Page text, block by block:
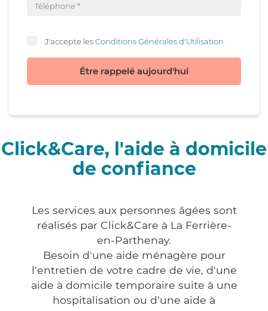
J'accepte lesConditions Générales d'Utilisation
Être rappelé aujourd'hui
Click&Care, l'aide à domicile
de confiance
Les services aux personnes âgées sont
réalisés par Click&Care à La Ferrière-
en-Parthenay.
Besoin d'une aide ménagère pour
l'entretien de votre cadre de vie, d'une
aide à domicile temporaire suite à une
hospitalisation ou d'une aide à